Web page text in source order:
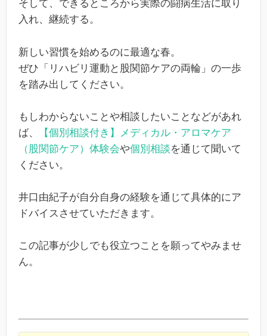
そして、できるところから実際の闘病生活に取り
入れ、継続する。
新しい習慣を始めるのに最適な春。
ぜひ「リハビリ運動と股関節ケアの両輪」の一歩
を踏み出してください。
もしわからないことや相談したいことなどがあれ
ば、
【個別相談付き】メディカル・アロマケア
（股関節ケア）体験会や個別相談を通じて聞いて
ください。
井口由紀子が自分自身の経験を通じて具体的にア
ドバイスさせていただきます。
この記事が少しでも役立つことを願ってやみませ
ん。